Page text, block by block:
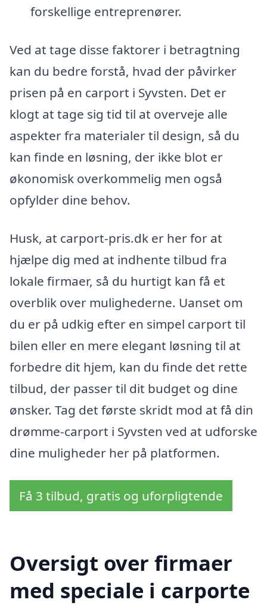
forskellige entreprenører.
Ved at tage disse faktorer i betragtning
kan du bedre forstå, hvad der påvirker
prisen på en carport i Syvsten. Det er
klogt at tage sig tid til at overveje alle
aspekter fra materialer til design, så du
kan finde en løsning, der ikke blot er
økonomisk overkommelig men også
opfylder dine behov.
Husk, at carport-pris.dk er her for at
hjælpe dig med at indhente tilbud fra
lokale firmaer, så du hurtigt kan få et
overblik over mulighederne. Uanset om
du er på udkig efter en simpel carport til
bilen eller en mere elegant løsning til at
forbedre dit hjem, kan du finde det rette
tilbud, der passer til dit budget og dine
ønsker. Tag det første skridt mod at få din
drømme-carport i Syvsten ved at udforske
dine muligheder her på platformen.
Få 3 tilbud, gratis og uforpligtende
Oversigt over firmaer
med speciale i carporte